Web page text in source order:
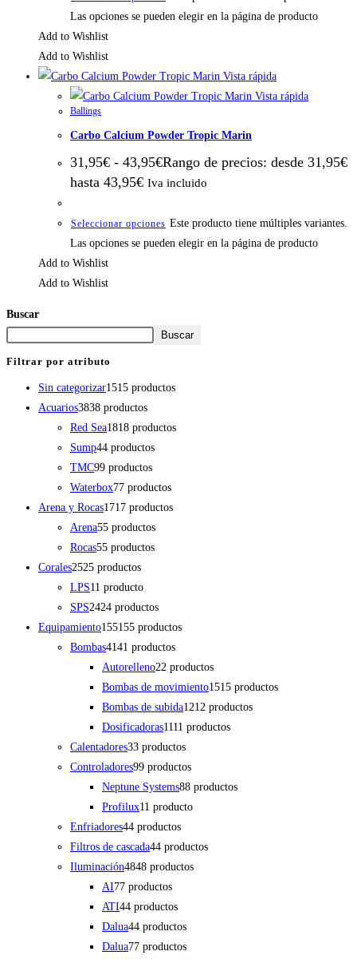
Las opciones se pueden elegir en la página de producto
Add to Wishlist
Add to Wishlist
Vista rápida
Vista rápida
Ballings
Carbo Calcium Powder Tropic Marin
31,95€ - 43,95€Rango de precios: desde 31,95€
hasta 43,95€ Iva incluido
Seleccionar opciones Este producto tiene múltiples variantes.
Las opciones se pueden elegir en la página de producto
Add to Wishlist
Add to Wishlist
Buscar
Buscar
Filtrar por atributo
Sin categorizar1515 productos
Acuarios3838 productos
Red Sea1818 productos
Sump44 productos
TMC99 productos
Waterbox77 productos
Arena y Rocas1717 productos
Arena55 productos
Rocas55 productos
Corales2525 productos
LPS11 producto
SPS2424 productos
Equipamiento155155 productos
Bombas4141 productos
Autorelleno22 productos
Bombas de movimiento1515 productos
Bombas de subida1212 productos
Dosificadoras1111 productos
Calentadores33 productos
Controladores99 productos
Neptune Systems88 productos
Profilux11 producto
Enfriadores44 productos
Filtros de cascada44 productos
Iluminación4848 productos
AI77 productos
ATI44 productos
Dalua44 productos
Dalua77 productos